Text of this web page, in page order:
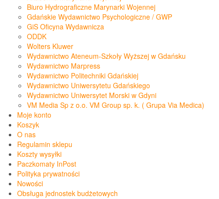
Biuro Hydrograficzne Marynarki Wojennej
Gdańskie Wydawnictwo Psychologiczne / GWP
GiS Oficyna Wydawnicza
ODDK
Wolters Kluwer
Wydawnictwo Ateneum-Szkoły Wyższej w Gdańsku
Wydawnictwo Marpress
Wydawnictwo Politechniki Gdańskiej
Wydawnictwo Uniwersytetu Gdańskiego
Wydawnictwo Uniwersytet Morski w Gdyni
VM Media Sp z o.o. VM Group sp. k. ( Grupa Via Medica)
Moje konto
Koszyk
O nas
Regulamin sklepu
Koszty wysyłki
Paczkomaty InPost
Polityka prywatności
Nowości
Obsługa jednostek budżetowych